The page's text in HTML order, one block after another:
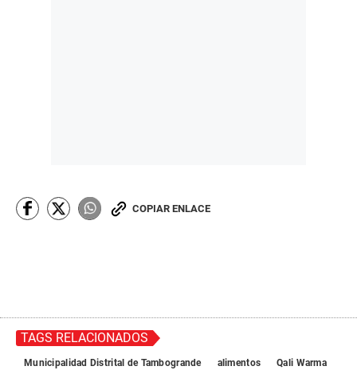
COPIAR ENLACE
TAGS RELACIONADOS
Municipalidad Distrital de Tambogrande alimentos
Qali Warma